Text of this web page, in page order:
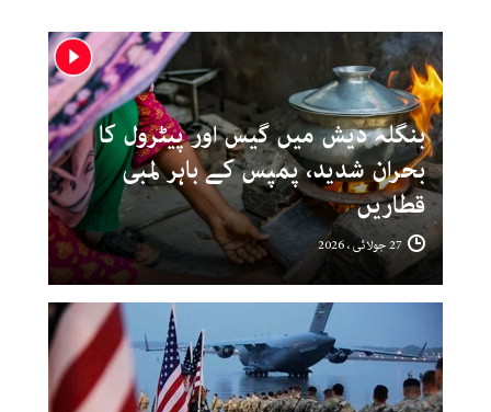
بنگلہ دیش میں گیس اور پیٹرول کا
بحران شدید، پمپس کے باہر لمبی
قطاریں
27 جولائی ، 2026